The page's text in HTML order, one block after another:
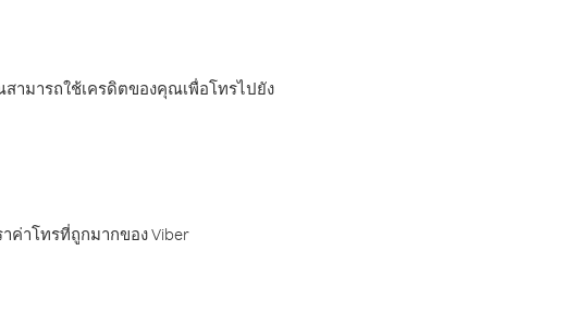
ามารถใช้เครดิตของคุณเพื่อโทรไปยัง
ค่าโทรที่ถูกมากของ Viber